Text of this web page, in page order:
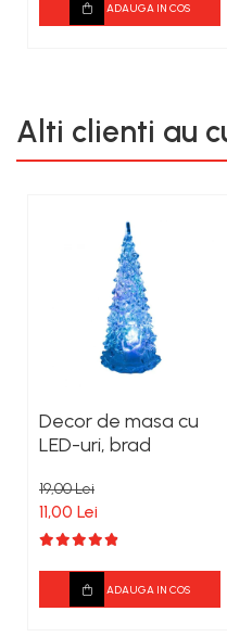
ADAUGA IN COS
Alti clienti au
Decor de masa cu
LED-uri, brad
19,00 Lei
11,00 Lei
ADAUGA IN COS